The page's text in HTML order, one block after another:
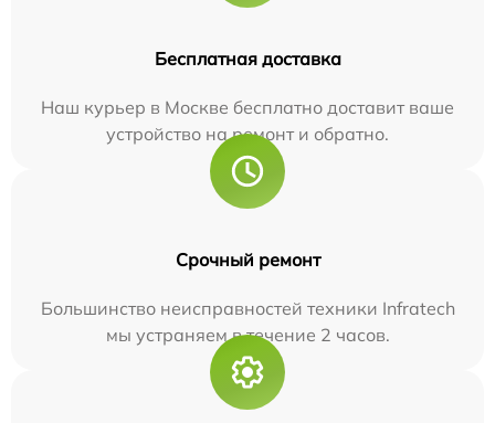
Бесплатная доставка
Наш курьер в Москве бесплатно доставит ваше
устройство на ремонт и обратно.
Срочный ремонт
Большинство неисправностей техники Infratech
мы устраняем в течение 2 часов.